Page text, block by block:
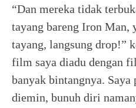
“Dan mereka tidak
tayang bareng Iron Man,
tayang, langsung drop!”
film saya diadu dengan
banyak bintangnya. Saya
diemin, bunuh diri